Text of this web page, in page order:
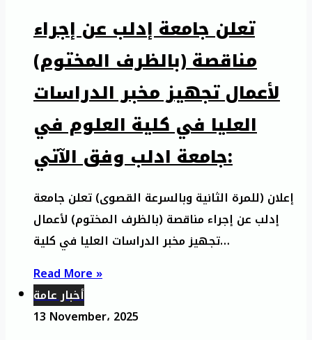
تعلن جامعة إدلب عن إجراء
مناقصة (بالظرف المختوم)
لأعمال تجهيز مخبر الدراسات
العليا في كلية العلوم في
جامعة ادلب وفق الآتي:
إعلان (للمرة الثانية وبالسرعة القصوى) تعلن جامعة
إدلب عن إجراء مناقصة (بالظرف المختوم) لأعمال
تجهيز مخبر الدراسات العليا في كلية…
Read More »
أخبار عامة
13 November، 2025